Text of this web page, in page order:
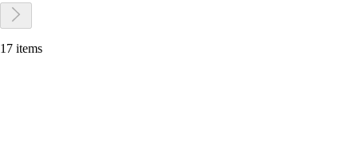
17 items